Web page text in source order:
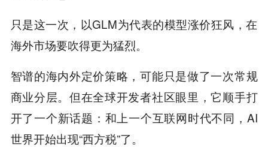
只是这一次，以GLM为代表的模型涨价狂风，在
海外市场要吹得更为猛烈。
智谱的海内外定价策略，可能只是做了一次常规
商业分层。但在全球开发者社区眼里，它顺手打
开了一个新话题：和上一个互联网时代不同，AI
世界开始出现“西方税”了。